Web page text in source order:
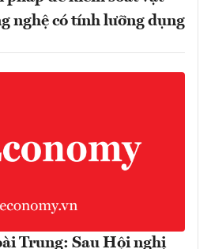
nghệ có tính lưỡng dụng
Trung: Sau Hội nghị